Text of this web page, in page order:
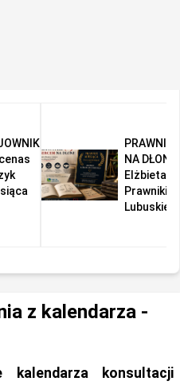
PRAWNIK
NA
Elżbieta
Lubuskiem
z kalendarza -
kalendarza konsultacji